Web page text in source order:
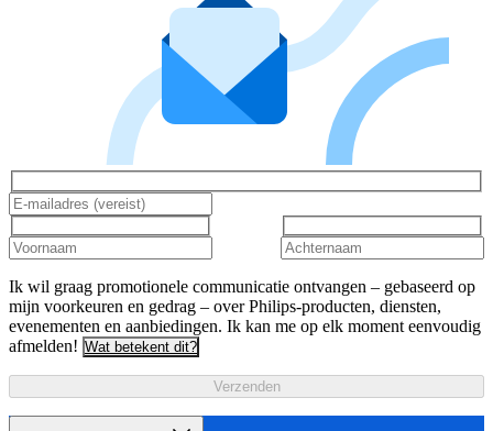
Ik wil graag promotionele communicatie ontvangen – gebaseerd op
mijn voorkeuren en gedrag – over Philips-producten, diensten,
evenementen en aanbiedingen. Ik kan me op elk moment eenvoudig
afmelden! Wat betekent dit?
Verzenden